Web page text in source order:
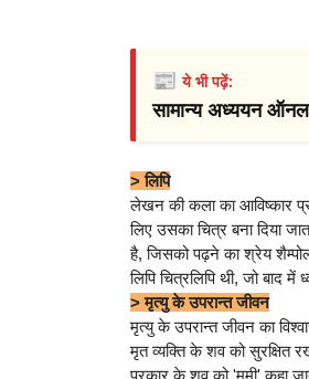
📰ये भी पढ़ें:
सामान्य अध्ययन
> लिपि
लेखन की कला का आविष्कार
लिए उसका चित्र बना दिया
है, जिसको पढ़ने का श्रेय
लिपि चित्रलिपि थी, जो बाद
> मृत्यु के उपरान्त जीवन
मृत्यु के उपरान्त जीवन का
मृत व्यक्ति के शव को सुरक्षित
प्रकार के शव को 'ममी' कहा